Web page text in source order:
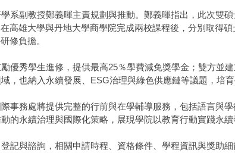
系副教授鄭義暉主責規劃與推動。鄭義暉指出，此次雙
高雄大學與丹地大學商學院完成兩校課程後，分別取得
修負擔。
優秀學生進修，提供最高25％學費減免獎學金；雙方並
，也納入永續發展、ESG治理與綠色供應鏈等議題，培
事務處將提供完整的行前與在學輔導服務，包括語言與
的永續治理與國際化策略，展現學院以教育行動實踐永續
記與諮詢，相關申請時程、資格條件、學程資訊與獎助